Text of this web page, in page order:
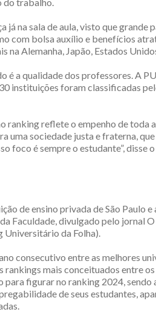
já na sala de aula, visto que
com bolsa auxílio e benefícios
Alemanha, Japão, Estados
é a qualidade dos professores. A
instituições foram classificadas
ranking reflete o empenho de
uma sociedade justa e fraterna,
foco é sempre o estudante”, disse
de ensino privada de São Paulo
Faculdade, divulgado pelo jornal
da Folha).
consecutivo entre as melhores
mais conceituados entre
figurar no ranking 2024, sendo
de seus estudantes,